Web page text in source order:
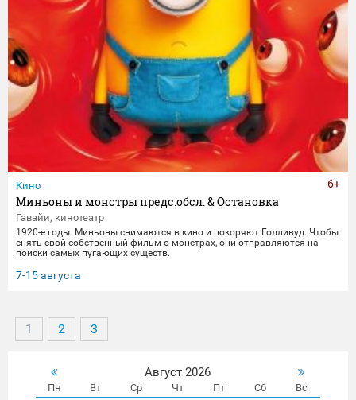
Кино
Миньоны и монстры предс.обсл. & Остановка
Гавайи, кинотеатр
1920-е годы. Миньоны снимаются в кино и покоряют Голливуд. Чтобы
снять свой собственный фильм о монстрах, они отправляются на
поиски самых пугающих существ.
7-15 августа
6+
1 2 3
Август 2026
Пн Вт Ср Чт Пт Сб Вс